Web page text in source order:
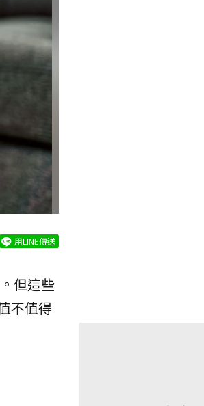
用LINE傳送
但這些
不值得